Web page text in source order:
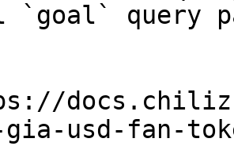
`goal` query
usd-fan-